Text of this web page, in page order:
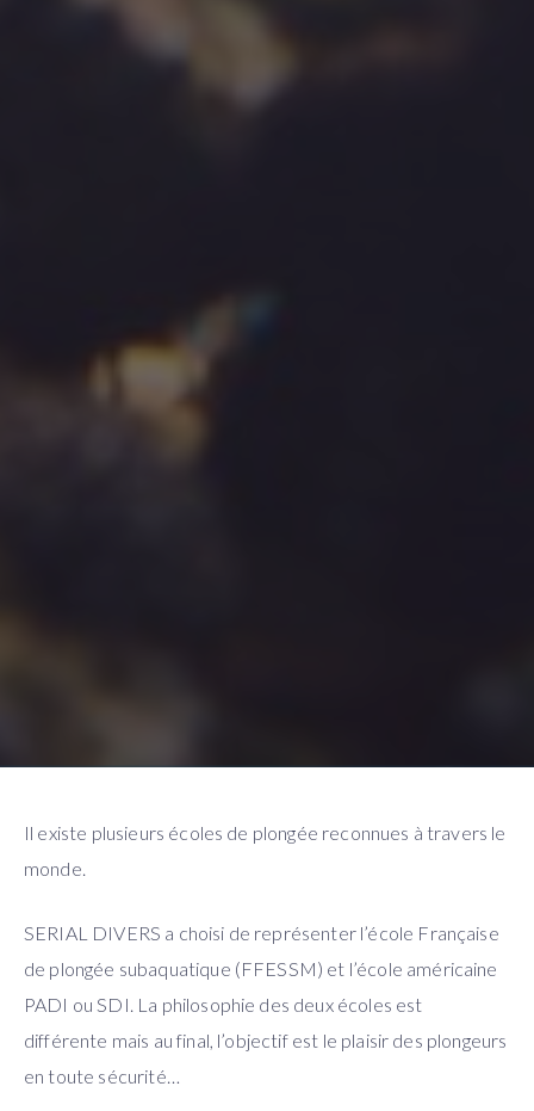
Il existe plusieurs écoles de plongée reconnues à travers le
monde.
SERIAL DIVERS a choisi de représenter l’école Française
de plongée subaquatique (FFESSM) et l’école américaine
PADI ou SDI. La philosophie des deux écoles est
différente mais au final, l’objectif est le plaisir des plongeurs
en toute sécurité…